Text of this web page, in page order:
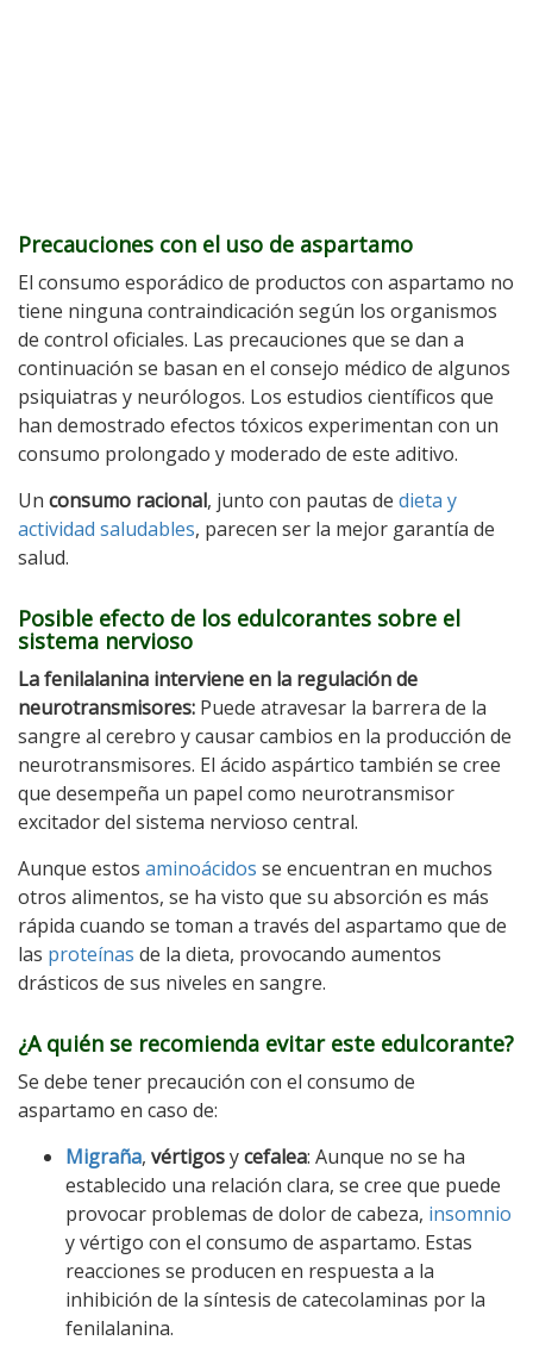
Precauciones con el uso de aspartamo
El consumo esporádico de productos con aspartamo no
tiene ninguna contraindicación según los organismos
de control oficiales. Las precauciones que se dan a
continuación se basan en el consejo médico de algunos
psiquiatras y neurólogos. Los estudios científicos que
han demostrado efectos tóxicos experimentan con un
consumo prolongado y moderado de este aditivo.
Un consumo racional, junto con pautas de dieta y
actividad saludables, parecen ser la mejor garantía de
salud.
Posible efecto de los edulcorantes sobre el
sistema nervioso
La fenilalanina interviene en la regulación de
neurotransmisores: Puede atravesar la barrera de la
sangre al cerebro y causar cambios en la producción de
neurotransmisores. El ácido aspártico también se cree
que desempeña un papel como neurotransmisor
excitador del sistema nervioso central.
Aunque estos aminoácidos se encuentran en muchos
otros alimentos, se ha visto que su absorción es más
rápida cuando se toman a través del aspartamo que de
las proteínas de la dieta, provocando aumentos
drásticos de sus niveles en sangre.
¿A quién se recomienda evitar este edulcorante?
Se debe tener precaución con el consumo de
aspartamo en caso de:
Migraña, vértigosycefalea: Aunque no se ha
establecido una relación clara, se cree que puede
provocar problemas de dolor de cabeza, insomnio
y vértigo con el consumo de aspartamo. Estas
reacciones se producen en respuesta a la
inhibición de la síntesis de catecolaminas por la
fenilalanina.